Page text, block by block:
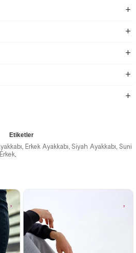
Etiketler
, Erkek Ayakkabı, Siyah Ayakkabı, Suni
,